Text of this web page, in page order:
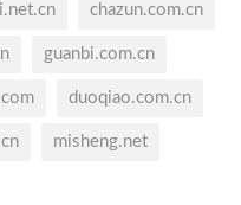
chazun.com.cn
guanbi.com.cn
duoqiao.com.cn
misheng.net